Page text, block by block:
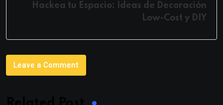
Hackea tu Espacio: Ideas de Decoración
Low-Cost y DIY
Leave a Comment